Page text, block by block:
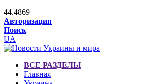
44.4869
Авторизация
Поиск
UA
ВСЕ РАЗДЕЛЫ
Главная